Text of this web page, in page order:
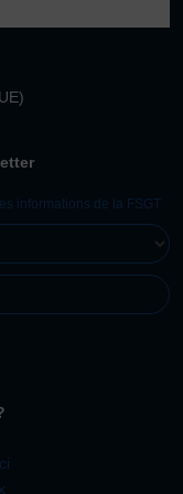
informations de la FSGT